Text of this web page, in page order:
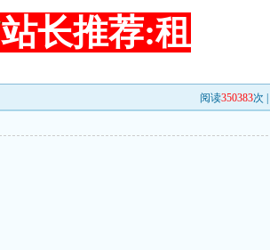
站长推荐:租
阅读350383次 |